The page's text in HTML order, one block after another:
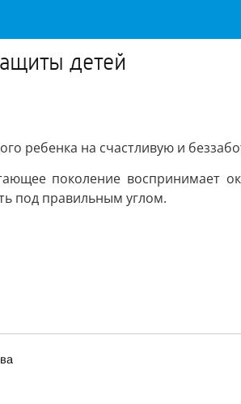
детей
ребенка на счастливую и
поколение
под правильным углом.